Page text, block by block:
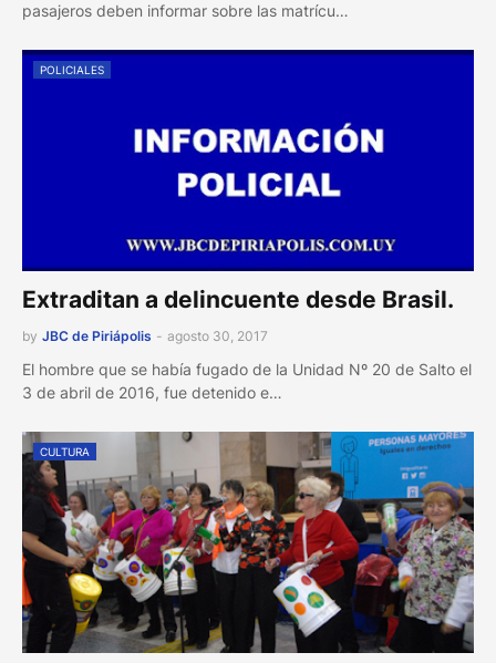
pasajeros deben informar sobre las matrícu…
POLICIALES
Extraditan a delincuente desde Brasil.
by JBC de Piriápolis - agosto 30, 2017
El hombre que se había fugado de la Unidad Nº 20 de Salto el
3 de abril de 2016, fue detenido e…
CULTURA